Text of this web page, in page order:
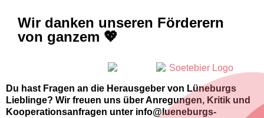
Wir danken unseren Förderern
von ganzem 💖
Du hast Fragen an die Herausgeber von Lüneburgs
Lieblinge? Wir freuen uns über Anregungen, Kritik und
Kooperationsanfragen unter info@lueneburgs-